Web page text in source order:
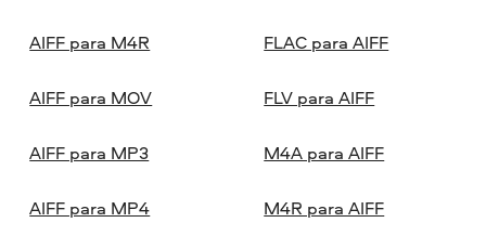
AIFF para M4R
AIFF para MOV
AIFF para MP3
AIFF para MP4
FLAC para AIFF
FLV para AIFF
M4A para AIFF
M4R para AIFF